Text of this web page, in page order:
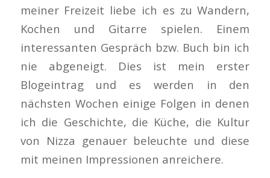
meiner Freizeit liebe ich es zu Wandern,
Kochen und Gitarre spielen. Einem
interessanten Gespräch bzw. Buch bin ich
nie abgeneigt. Dies ist mein erster
Blogeintrag und es werden in den
nächsten Wochen einige Folgen in denen
ich die Geschichte, die Küche, die Kultur
von Nizza genauer beleuchte und diese
mit meinen Impressionen anreichere.